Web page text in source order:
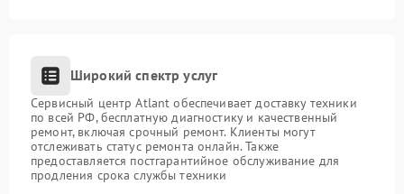
Широкий спектр услуг
Сервисный центр Atlant обеспечивает доставку техники
по всей РФ, бесплатную диагностику и качественный
ремонт, включая срочный ремонт. Клиенты могут
отслеживать статус ремонта онлайн. Также
предоставляется постгарантийное обслуживание для
продления срока службы техники